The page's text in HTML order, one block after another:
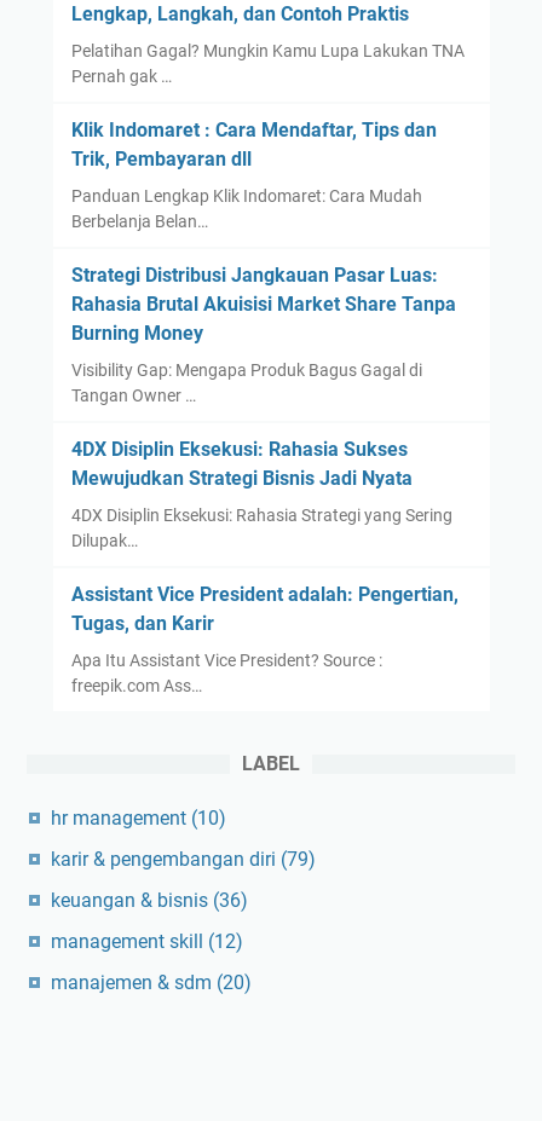
Lengkap, Langkah, dan Contoh Praktis
Pelatihan Gagal? Mungkin Kamu Lupa Lakukan TNA
Pernah gak …
Klik Indomaret : Cara Mendaftar, Tips dan
Trik, Pembayaran dll
Panduan Lengkap Klik Indomaret: Cara Mudah
Berbelanja Belan…
Strategi Distribusi Jangkauan Pasar Luas:
Rahasia Brutal Akuisisi Market Share Tanpa
Burning Money
Visibility Gap: Mengapa Produk Bagus Gagal di
Tangan Owner …
4DX Disiplin Eksekusi: Rahasia Sukses
Mewujudkan Strategi Bisnis Jadi Nyata
4DX Disiplin Eksekusi: Rahasia Strategi yang Sering
Dilupak…
Assistant Vice President adalah: Pengertian,
Tugas, dan Karir
Apa Itu Assistant Vice President? Source :
freepik.com Ass…
LABEL
hr management (10)
karir & pengembangan diri (79)
keuangan & bisnis (36)
management skill (12)
manajemen & sdm (20)